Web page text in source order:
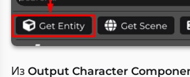
Из Output Character